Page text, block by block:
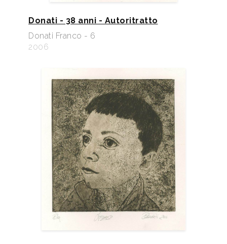
Donati - 38 anni - Autoritratto
Donati Franco - 6
2006